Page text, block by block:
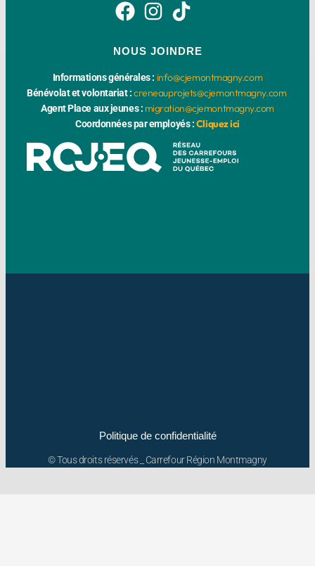
Informations générales : info@cjemontmagny.com
Bénévolat et volontariat :creneauprojets@cjemontmagny.com
Agent Place aux jeunes : migration@cjemontmagny.com
Coordonnées par employés :Cliquez ici
NOUS JOINDRE
Politique de confidentialité
© Tous droits réservés _ Carrefour Région Montmagny